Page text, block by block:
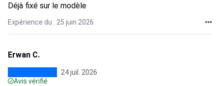
Déjà fixé sur le modèle
Expérience du : 25 juin 2026
Erwan C.
24 juil. 2026
Avis vérifié